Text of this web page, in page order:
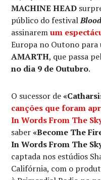
MACHINE HEAD
público do festival
assinaremum
Europa no Outono para
AMARTH, que passa
no dia 9 de Outubro.
O sucessor de
canções que foram
In Words From The
saber«Become The
In Words From The
captada nos estúdios
Califórnia, com o